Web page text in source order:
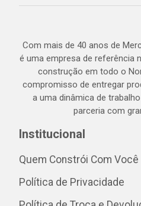
Com mais de 40 anos de
é uma empresa de referência
construção em todo o
compromisso de entregar
a uma dinâmica de
parceria com
Institucional
Quem Constrói Com Você
Política de Privacidade